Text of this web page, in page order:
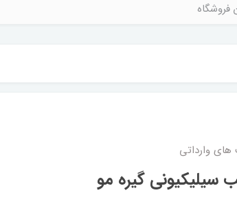
فروشگاه
های وارداتی
سیلیکیونی گیره مو